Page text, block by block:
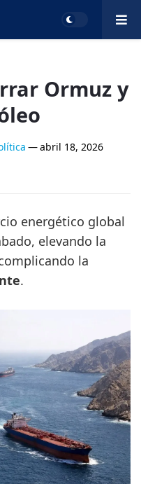
Ormuz y
—abril 18, 2026
energético global
elevando la
la
.